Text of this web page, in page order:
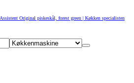
Original piskeskål, forest green | Køkken specialisten